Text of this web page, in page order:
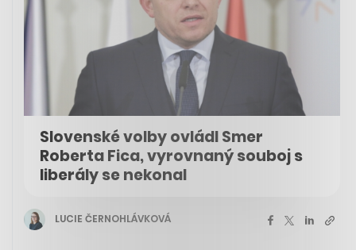
Slovenské volby ovládl Smer
Roberta Fica, vyrovnaný souboj s
liberály se nekonal
LUCIE ČERNOHLÁVKOVÁ